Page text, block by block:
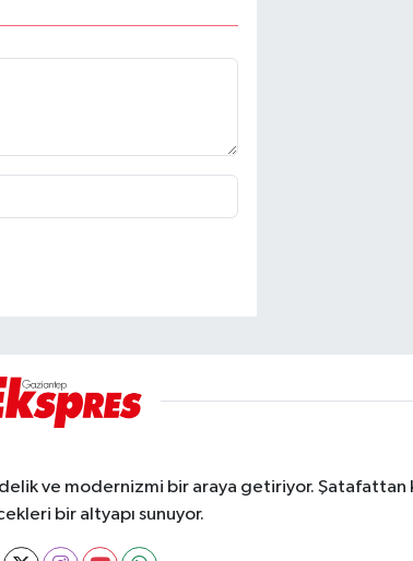
ve modernizmi bir araya getiriyor. Şatafattan
bir altyapı sunuyor.